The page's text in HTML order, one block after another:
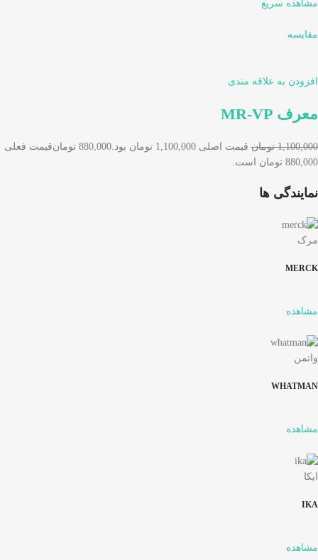
مشاهده سریع
مقایسه
افزودن به علاقه مندی
معرف MR-VP
1,100,000 تومان قیمت اصلی 1,100,000 تومان بود. 880,000 تومان
قیمت فعلی
880,000 تومان است.
نمایندگی ها
مرک
MERCK
مشاهده
واتمن
WHATMAN
مشاهده
ایکا
IKA
مشاهده